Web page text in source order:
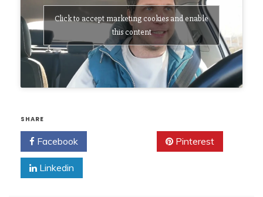
Click to accept marketing cookies and enable
this content
SHARE
Facebook Pinterest
Linkedin